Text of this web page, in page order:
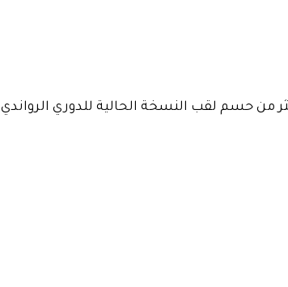
واقترب أكثر من حسم لقب النسخة الحالية للدوري الرواندي